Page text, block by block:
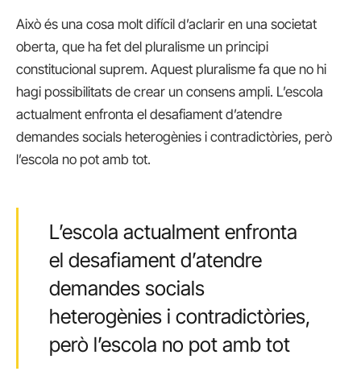
Això és una cosa molt difícil d’aclarir en una societat
oberta, que ha fet del pluralisme un principi
constitucional suprem. Aquest pluralisme fa que no hi
hagi possibilitats de crear un consens ampli. L’escola
actualment enfronta el desafiament d’atendre
demandes socials heterogènies i contradictòries, però
l’escola no pot amb tot.
L’escola actualment enfronta
el desafiament d’atendre
demandes socials
heterogènies i contradictòries,
però l’escola no pot amb tot